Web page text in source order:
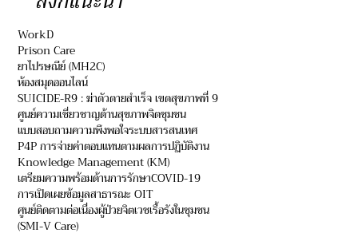
WorkD
Prison Care
ยาไปรษณีย์ (MH2C)
ห้องสมุดออนไลน์
SUICIDE-R9 : ฆ่าตัวตายสำเร็จ เขตสุขภาพที่ 9
ศูนย์ความเชี่ยวชาญด้านสุขภาพจิตชุมชน
แบบสอบถามความพึงพอใจระบบสารสนเทศ
P4P การจ่ายค่าตอบแทนตามผลการปฏิบัติงาน
Knowledge Management (KM)
เตรียมความพร้อมด้านการรักษาCOVID-19
การเปิดเผยข้อมูลสาธารณะ OIT
ศูนย์ติดตามต่อเนื่องผู้ป่วยจิตเวชเรื้อรังในชุมชน
(SMI-V Care)